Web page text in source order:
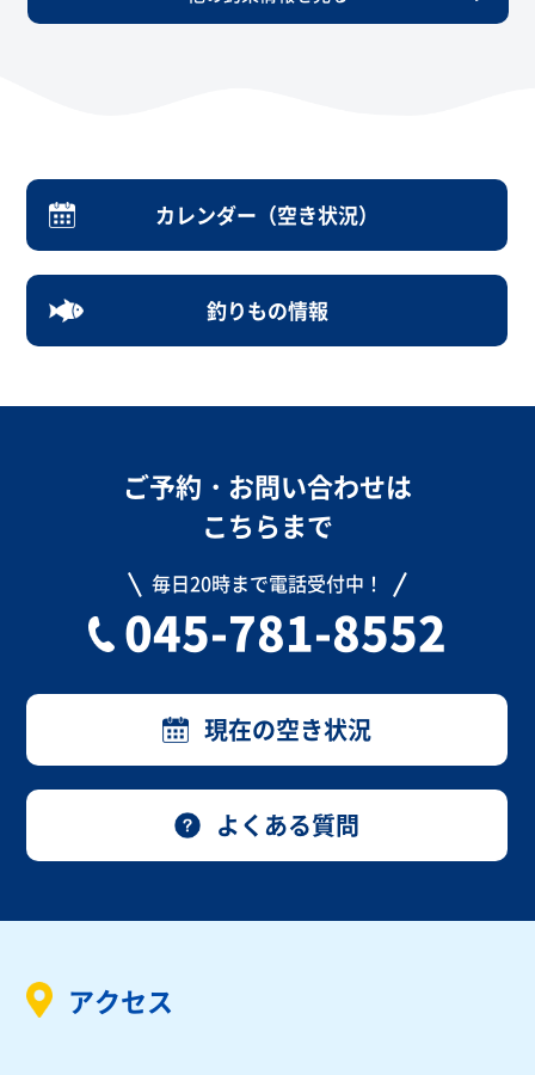
カレンダー（空き状況）
釣りもの情報
ご予約・お問い合わせは
こちらまで
毎日20時まで電話受付中！
045-781-8552
現在の空き状況
よくある質問
アクセス